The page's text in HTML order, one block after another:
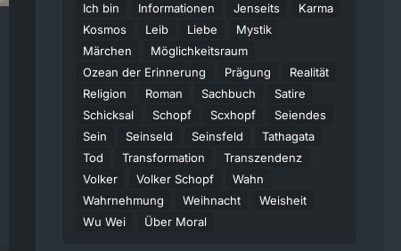
Ich bin
Informationen Jenseits
Karma
Kosmos
Leib Liebe
Mystik
Märchen
Möglichkeitsraum
Ozean der Erinnerung
Prägung
Realität
Religion
Roman Sachbuch
Satire
Schicksal
Schopf Scxhopf
Seiendes
Sein
Seinseld Seinsfeld
Tathagata
Tod
Transformation
Transzendenz
Volker
Volker Schopf
Wahn
Wahrnehmung
Weihnacht
Weisheit
Wu Wei
Über Moral